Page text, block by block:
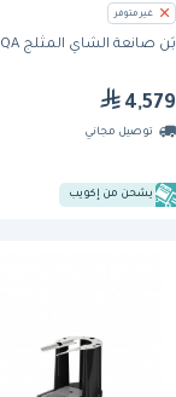
غير متوفر
بَن صانعة الشاي المثلج TB3QA
4,579
توصيل مجاني
يشحن من إكويب